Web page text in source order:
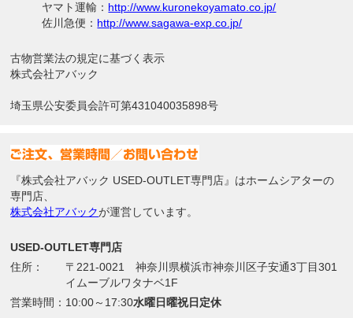
ヤマト運輸： http://www.kuronekoyamato.co.jp/
佐川急便： http://www.sagawa-exp.co.jp/
古物営業法の規定に基づく表示
株式会社アバック
埼玉県公安委員会許可第431040035898号
『株式会社アバック USED-OUTLET専門店』はホームシアターの
専門店、
株式会社アバックが運営しています。
USED-OUTLET専門店
住所：
〒221-0021 神奈川県横浜市神奈川区子安通3丁目301
イムーブルワタナベ1F
営業時間： 10:00～17:30水曜日曜祝日定休